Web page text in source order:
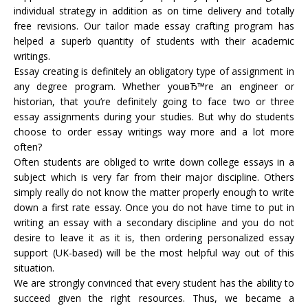
individual strategy in addition as on time delivery and totally
free revisions. Our tailor made essay crafting program has
helped a superb quantity of students with their academic
writings.
Essay creating is definitely an obligatory type of assignment in
any degree program. Whether youвЂ™re an engineer or
historian, that you’re definitely going to face two or three
essay assignments during your studies. But why do students
choose to order essay writings way more and a lot more
often?
Often students are obliged to write down college essays in a
subject which is very far from their major discipline. Others
simply really do not know the matter properly enough to write
down a first rate essay. Once you do not have time to put in
writing an essay with a secondary discipline and you do not
desire to leave it as it is, then ordering personalized essay
support (UK-based) will be the most helpful way out of this
situation.
We are strongly convinced that every student has the ability to
succeed given the right resources. Thus, we became a